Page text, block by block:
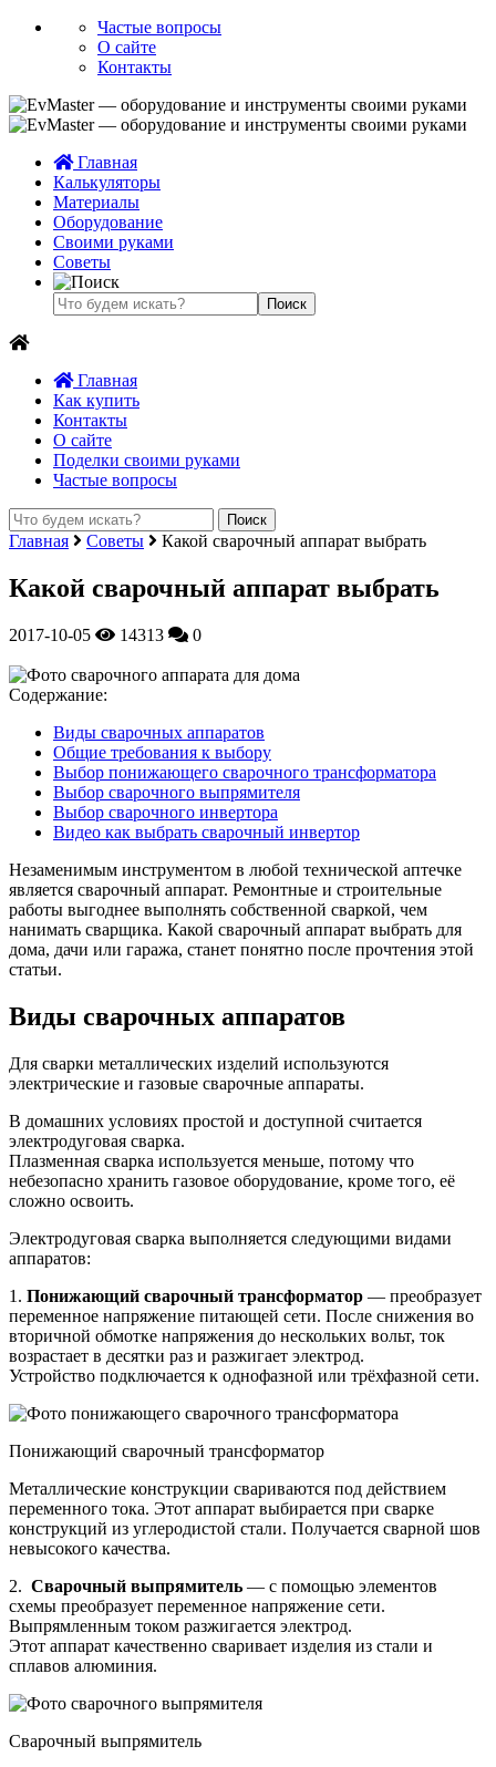
Частые вопросы
О сайте
Контакты
Главная
Калькуляторы
Материалы
Оборудование
Своими руками
Советы
Главная
Как купить
Контакты
О сайте
Поделки своими руками
Частые вопросы
Главная Советы Какой сварочный аппарат выбрать
Какой сварочный аппарат выбрать
2017-10-05 14313 0
Содержание:
Виды сварочных аппаратов
Общие требования к выбору
Выбор понижающего сварочного трансформатора
Выбор сварочного выпрямителя
Выбор сварочного инвертора
Видео как выбрать сварочный инвертор
Незаменимым инструментом в любой технической аптечке
является сварочный аппарат. Ремонтные и строительные
работы выгоднее выполнять собственной сваркой, чем
нанимать сварщика. Какой сварочный аппарат выбрать для
дома, дачи или гаража, станет понятно после прочтения этой
статьи.
Виды сварочных аппаратов
Для сварки металлических изделий используются
электрические и газовые сварочные аппараты.
В домашних условиях простой и доступной считается
электродуговая сварка.
Плазменная сварка используется меньше, потому что
небезопасно хранить газовое оборудование, кроме того, её
сложно освоить.
Электродуговая сварка выполняется следующими видами
аппаратов:
1. Понижающий сварочный трансформатор ― преобразует
переменное напряжение питающей сети. После снижения во
вторичной обмотке напряжения до нескольких вольт, ток
возрастает в десятки раз и разжигает электрод.
Устройство подключается к однофазной или трёхфазной сети.
Понижающий сварочный трансформатор
Металлические конструкции свариваются под действием
переменного тока. Этот аппарат выбирается при сварке
конструкций из углеродистой стали. Получается сварной шов
невысокого качества.
2. Сварочный выпрямитель ― с помощью элементов
схемы преобразует переменное напряжение сети.
Выпрямленным током разжигается электрод.
Этот аппарат качественно сваривает изделия из стали и
сплавов алюминия.
Сварочный выпрямитель